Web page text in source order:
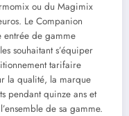
ou du Magimix
Le Companion
entrée de gamme
souhaitant s’équiper
tarifaire
la qualité, la marque
pendant quinze ans et
de sa gamme.